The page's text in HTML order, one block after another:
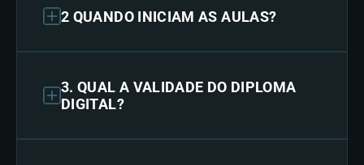
2 QUANDO INICIAM AS AULAS?
3. QUAL A VALIDADE DO DIPLOMA
DIGITAL?